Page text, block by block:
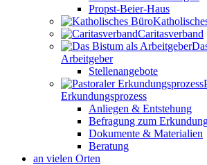
Propst-Beier-Haus
Caritasverband
Arbeitgeber
Stellenangebote
Erkundungsprozess
Anliegen & Entstehung
Befragung zum
Dokumente & Materialien
Beratung
an vielen Orten